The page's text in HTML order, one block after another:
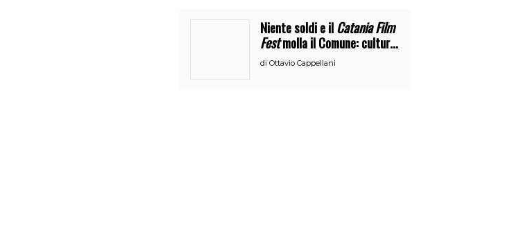
Niente soldi e ilCatania Film
Festmolla il Comune: cultura
o broru di ciciri?
di Ottavio Cappellani